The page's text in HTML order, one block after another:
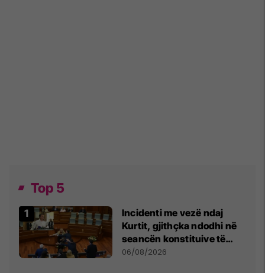
Top 5
Incidenti me vezë ndaj
Kurtit, gjithçka ndodhi në
seancën konstituive të
Kuvendit
06/08/2026